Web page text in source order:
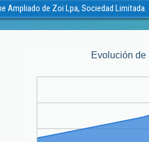
Ampliado de Zoi Lpa, Sociedad Limitada.
Evolución